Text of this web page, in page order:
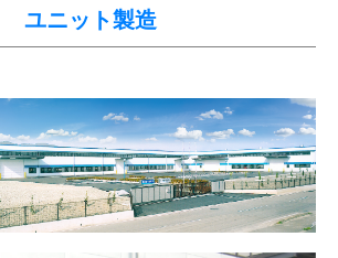
ユニット製造